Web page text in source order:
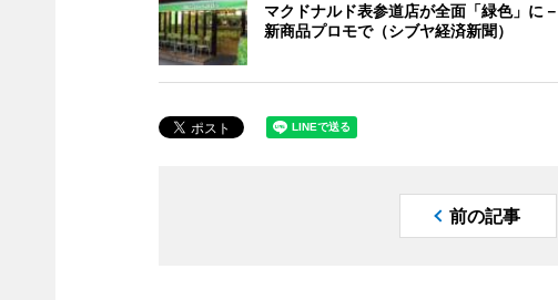
マクドナルド表参道店が全面「緑色」に－
新商品プロモで（シブヤ経済新聞）
前の記事